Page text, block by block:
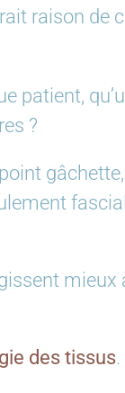
raison de
patient,
?
mieux
des tissus.